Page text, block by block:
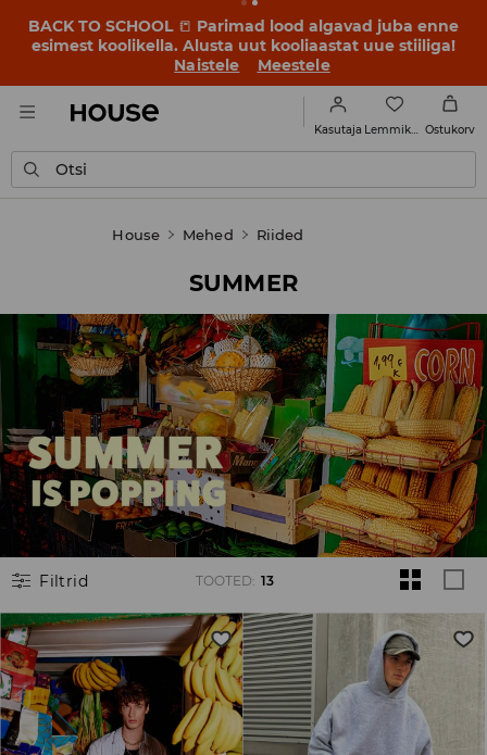
BACK TO SCHOOL 📒 Parimad lood algavad juba enne
esimest koolikella. Alusta uut kooliaastat uue stiiliga!
Naistele
Meestele
Kasutaja Ostukorv
Otsi
House Mehed Riided
SUMMER
Filtrid TOOTED: 13